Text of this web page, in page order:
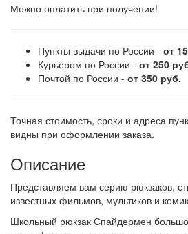
Можно оплатить при получении!
Пункты выдачи по России - от
Курьером по России - от 250
Почтой по России - от 350 руб.
Точная стоимость, сроки и адреса
видны при оформлении заказа.
Описание
Представляем вам серию рюкзаков,
известных фильмов, мультиков и
Школьный рюкзак Спайдермен